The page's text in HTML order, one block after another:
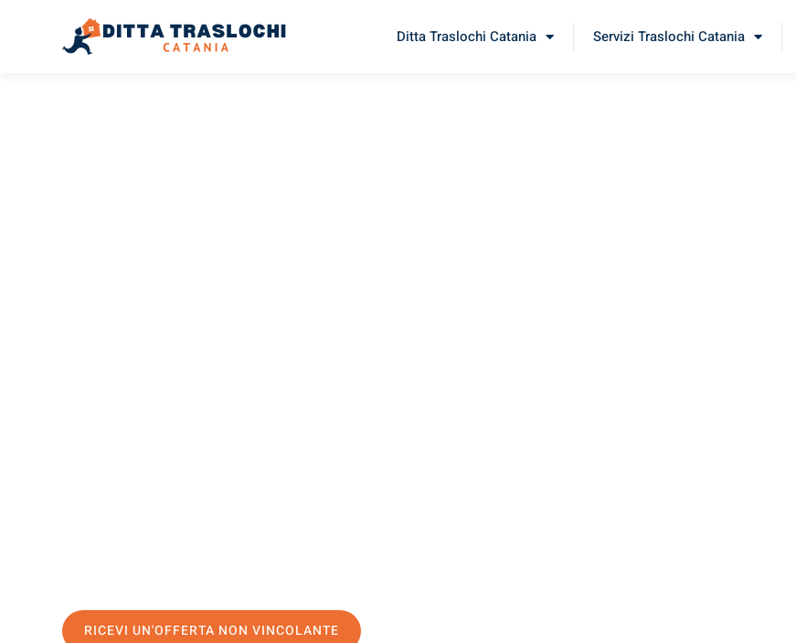
Ditta Traslochi Catania Servizi Traslochi Catania
RICEVI UN'OFFERTA NON VINCOLANTE